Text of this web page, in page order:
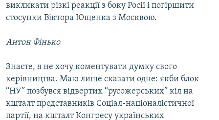
викликати різкі реакції з боку Росії і погіршити
стосунки Віктора Ющенка з Москвою.
Антон Фінько
Знаєте, я не хочу коментувати думку свого
керівництва. Маю лише сказати одне: якби блок
“НУ” позбувся відвертих “русожерських” кіл на
кшталт представників Соціал-націоналістичної
партії, на кшталт Конгресу українських